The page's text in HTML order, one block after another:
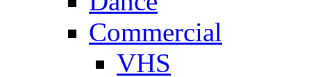
Commercial
VHS